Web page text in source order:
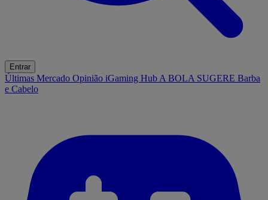
Entrar
Últimas Mercado Opinião iGaming Hub A BOLA SUGERE Barba
e Cabelo